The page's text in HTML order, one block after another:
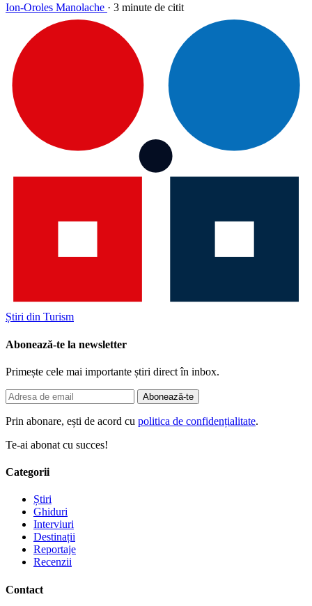
Ion-Oroles Manolache · 3 minute de citit
Știri din Turism
Abonează-te la newsletter
Primește cele mai importante știri direct în inbox.
Abonează-te
Prin abonare, ești de acord cu politica de confidențialitate.
Te-ai abonat cu succes!
Categorii
Știri
Ghiduri
Interviuri
Destinații
Reportaje
Recenzii
Contact